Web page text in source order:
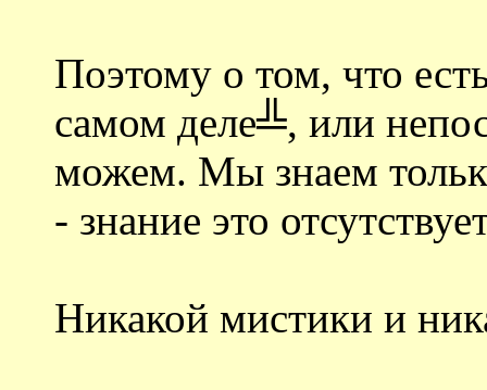
Поэтому о том, что
самом деле╩, или
можем. Мы знаем
- знание это
Никакой мистики и